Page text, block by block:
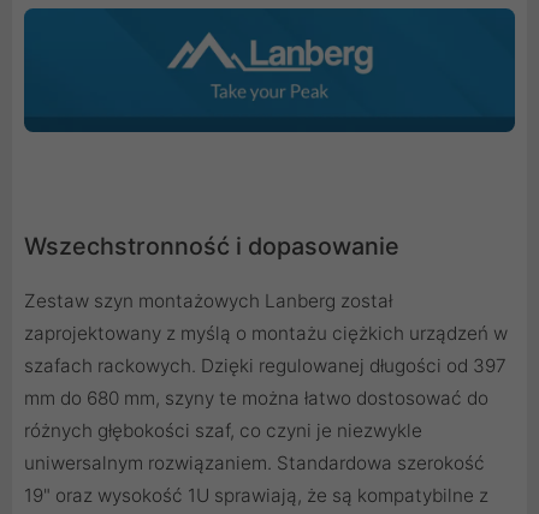
Wszechstronność i dopasowanie
Zestaw szyn montażowych Lanberg został
zaprojektowany z myślą o montażu ciężkich urządzeń w
szafach rackowych. Dzięki regulowanej długości od 397
mm do 680 mm, szyny te można łatwo dostosować do
różnych głębokości szaf, co czyni je niezwykle
uniwersalnym rozwiązaniem. Standardowa szerokość
19" oraz wysokość 1U sprawiają, że są kompatybilne z